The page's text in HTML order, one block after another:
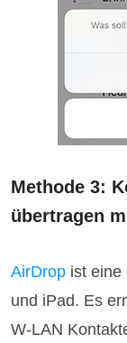
Methode 3:
übertragen
AirDrop ist eine
und iPad. Es
W-LAN